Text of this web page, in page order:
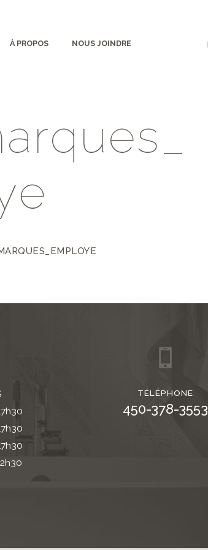
À PROPOS NOUS JOINDRE
arques
e
TÉLÉPHONE
450-378-3553